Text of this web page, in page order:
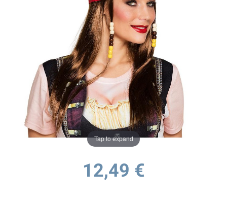
Tap to expand
12,49 €